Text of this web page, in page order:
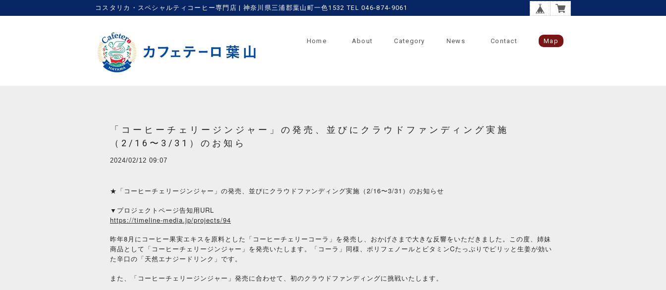
コスタリカ・スペシャルティコーヒー専門店 | 神奈川県三浦郡葉山町一色1532 TEL 046-874-9061
Home About Category News Contact Map
「コーヒーチェリージンジャー」の発売、並びにクラウドファンディング実施
（2/16〜3/31）のお知ら
2024/02/12 09:07
★「コーヒーチェリージンジャー」の発売、並びにクラウドファンディング実施（2/16〜3/31）のお知らせ
▼プロジェクトページ告知用URL
https://timeline-media.jp/projects/94
昨年8月にコーヒー果実エキスを原料とした「コーヒーチェリーコーラ」を発売し、おかげさまで大きな反響をいただきました。この度、姉妹
商品として「コーヒーチェリージンジャー」を発売いたします。「コーラ」同様、ポリフェノールとビタミンCたっぷりでピリッと生姜が効い
た辛口の「天然エナジードリンク」です。
また、「コーヒーチェリージンジャー」発売に合わせて、初のクラウドファンディングに挑戦いたします。